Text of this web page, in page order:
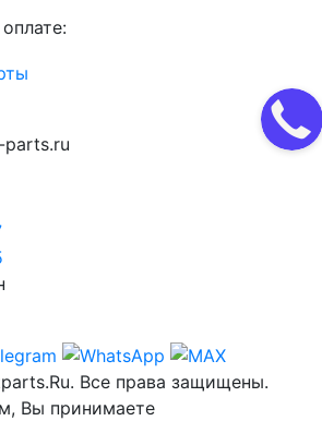
parts.ru
Все права защищены.
Вы принимаете